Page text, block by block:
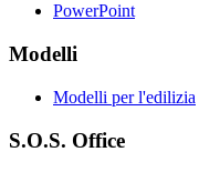
PowerPoint
Modelli
Modelli per l'edilizia
S.O.S. Office